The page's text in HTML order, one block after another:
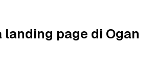
landing page di Ogan